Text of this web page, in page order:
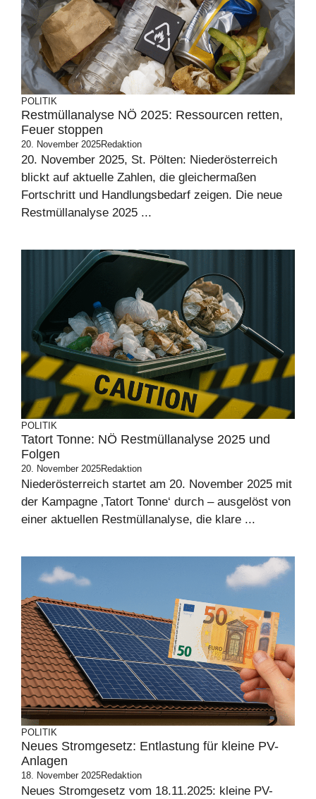
POLITIK
Restmüllanalyse NÖ 2025: Ressourcen retten,
Feuer stoppen
20. November 2025Redaktion
20. November 2025, St. Pölten: Niederösterreich
blickt auf aktuelle Zahlen, die gleichermaßen
Fortschritt und Handlungsbedarf zeigen. Die neue
Restmüllanalyse 2025 ...
POLITIK
Tatort Tonne: NÖ Restmüllanalyse 2025 und
Folgen
20. November 2025Redaktion
Niederösterreich startet am 20. November 2025 mit
der Kampagne ‚Tatort Tonne‘ durch – ausgelöst von
einer aktuellen Restmüllanalyse, die klare ...
POLITIK
Neues Stromgesetz: Entlastung für kleine PV-
Anlagen
18. November 2025Redaktion
Neues Stromgesetz vom 18.11.2025: kleine PV-